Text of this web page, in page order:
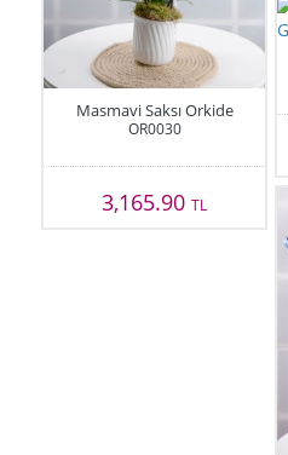
Masmavi Saksı Orkide
OR0030
3,165.90TL